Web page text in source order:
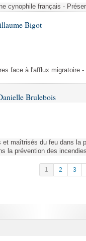
cynophile français -
Bigot
face à l'afflux migratoire
Brulebois
et maîtrisés du feu dans la
la prévention des
1 2 3